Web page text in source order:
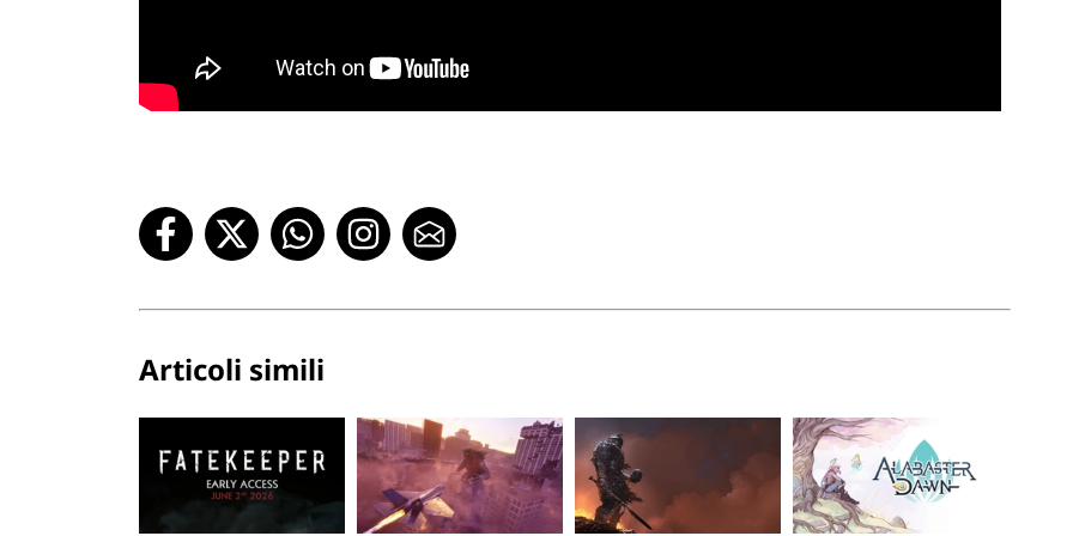
Articoli simili